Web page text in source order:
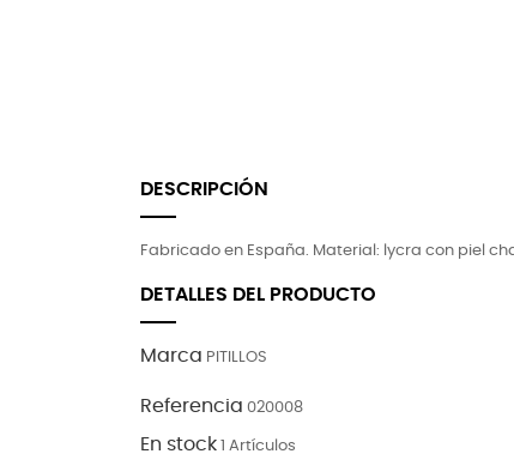
DESCRIPCIÓN
Fabricado en España. Material: lycra con piel
DETALLES DEL PRODUCTO
Marca PITILLOS
Referencia 020008
En stock 1 Artículos